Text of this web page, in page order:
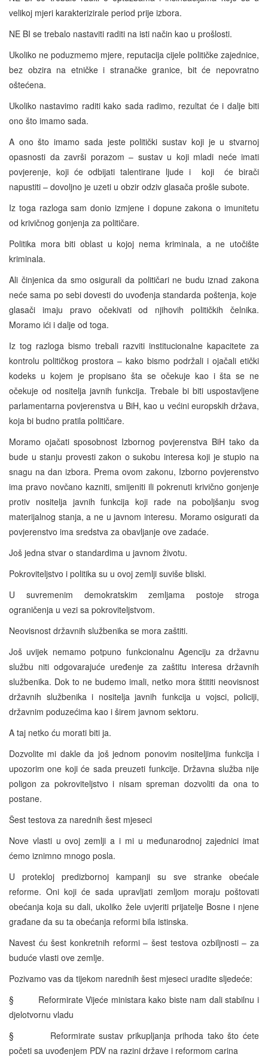
velikoj mjeri karakterizirale period prije izbora.
NE BI se trebalo nastaviti raditi na isti način kao u prošlosti.
Ukoliko ne poduzmemo mjere, reputacija cijele političke zajednice,
bez obzira na etničke i stranačke granice, bit će nepovratno
oštećena.
Ukoliko nastavimo raditi kako sada radimo, rezultat će i dalje biti
ono što imamo sada.
A ono što imamo sada jeste politički sustav koji je u stvarnoj
opasnosti da završi porazom – sustav u koji mladi neće imati
povjerenje, koji će odbijati talentirane ljude i koji će birači
napustiti – dovoljno je uzeti u obzir odziv glasača prošle subote.
Iz toga razloga sam donio izmjene i dopune zakona o imunitetu
od krivičnog gonjenja za političare.
Politika mora biti oblast u kojoj nema kriminala, a ne utočište
kriminala.
Ali činjenica da smo osigurali da političari ne budu iznad zakona
neće sama po sebi dovesti do uvođenja standarda poštenja, koje
glasači imaju pravo očekivati od njihovih političkih čelnika.
Moramo ići i dalje od toga.
Iz tog razloga bismo trebali razviti institucionalne kapacitete za
kontrolu političkog prostora – kako bismo podržali i ojačali etički
kodeks u kojem je propisano šta se očekuje kao i šta se ne
očekuje od nositelja javnih funkcija. Trebale bi biti uspostavljene
parlamentarna povjerenstva u BiH, kao u većini europskih država,
koja bi budno pratila političare.
Moramo ojačati sposobnost Izbornog povjerenstva BiH tako da
bude u stanju provesti zakon o sukobu interesa koji je stupio na
snagu na dan izbora. Prema ovom zakonu, Izborno povjerenstvo
ima pravo novčano kazniti, smijeniti ili pokrenuti krivično gonjenje
protiv nositelja javnih funkcija koji rade na poboljšanju svog
materijalnog stanja, a ne u javnom interesu. Moramo osigurati da
povjerenstvo ima sredstva za obavljanje ove zadaće.
Još jedna stvar o standardima u javnom životu.
Pokroviteljstvo i politika su u ovoj zemlji suviše bliski.
U suvremenim demokratskim zemljama postoje stroga
ograničenja u vezi sa pokroviteljstvom.
Neovisnost državnih službenika se mora zaštiti.
Još uvijek nemamo potpuno funkcionalnu Agenciju za državnu
službu niti odgovarajuće uređenje za zaštitu interesa državnih
službenika. Dok to ne budemo imali, netko mora štititi neovisnost
državnih službenika i nositelja javnih funkcija u vojsci, policiji,
državnim poduzećima kao i širem javnom sektoru.
A taj netko ću morati biti ja.
Dozvolite mi dakle da još jednom ponovim nositeljima funkcija i
upozorim one koji će sada preuzeti funkcije. Državna služba nije
poligon za pokroviteljstvo i nisam spreman dozvoliti da ona to
postane.
Šest testova za narednih šest mjeseci
Nove vlasti u ovoj zemlji a i mi u međunarodnoj zajednici imat
ćemo iznimno mnogo posla.
U protekloj predizbornoj kampanji su sve stranke obećale
reforme. Oni koji će sada upravljati zemljom moraju poštovati
obećanja koja su dali, ukoliko žele uvjeriti prijatelje Bosne i njene
građane da su ta obećanja reformi bila istinska.
Navest ću šest konkretnih reformi – šest testova ozbiljnosti – za
buduće vlasti ove zemlje.
Pozivamo vas da tijekom narednih šest mjeseci uradite sljedeće:
§ Reformirate Vijeće ministara kako biste nam dali stabilnu i
djelotvornu vladu
§ Reformirate sustav prikupljanja prihoda tako što ćete
početi sa uvođenjem PDV na razini države i reformom carina